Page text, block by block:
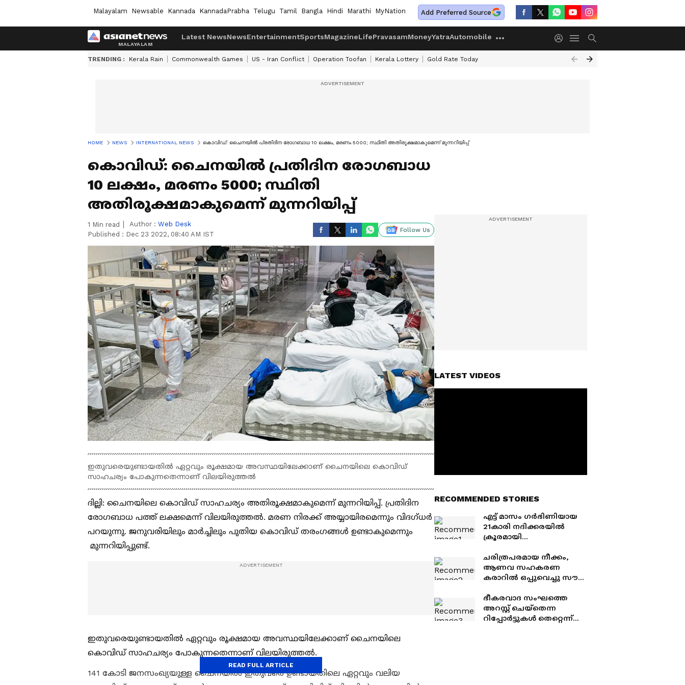
Malayalam Newsable Kannada KannadaPrabha Telugu Tamil Bangla Hindi Marathi MyNation Add Preferred Source
Latest NewsNewsEntertainmentSportsMagazineLifePravasamMoneyYatraAutomobile
TRENDING : Kerala Rain Commonwealth Games US - Iran Conflict Operation Toofan Kerala Lottery Gold Rate Today
HOME NEWS INTERNATIONAL NEWS കൊവിഡ്: ചൈനയിൽ പ്രതിദിന രോഗബാധ 10 ലക്ഷം, മരണം 5000; സ്ഥിതി അതിരൂക്ഷമാകുമെന്ന് മുന്നറിയിപ്പ്
കൊവിഡ്: ചൈനയിൽ പ്രതിദിന രോഗബാധ
10 ലക്ഷം, മരണം 5000; സ്ഥിതി
അതിരൂക്ഷമാകുമെന്ന് മുന്നറിയിപ്പ്
1 Min read Author : Web Desk
Published : Dec 23 2022, 08:40 AM IST
Follow Us
ഇതുവരെയുണ്ടായതിൽ ഏറ്റവും രൂക്ഷമായ അവസ്ഥയിലേക്കാണ് ചൈനയിലെ കൊവിഡ്
സാഹചര്യം പോകുന്നതെന്നാണ് വിലയിരുത്തൽ
ദില്ലി: ചൈനയിലെ കൊവിഡ് സാഹചര്യം അതിരൂക്ഷമാകുമെന്ന് മുന്നറിയിപ്പ്. പ്രതിദിന
രോഗബാധ പത്ത് ലക്ഷമെന്ന് വിലയിരുത്തൽ. മരണ നിരക്ക് അയ്യായിരമെന്നും വിദഗ്ധർ
പറയുന്നു. ജനുവരിയിലും മാർച്ചിലും പുതിയ കൊവിഡ് തരംഗങ്ങൾ ഉണ്ടാകുമെന്നും
മുന്നറിയിപ്പുണ്ട്.
ഇതുവരെയുണ്ടായതിൽ ഏറ്റവും രൂക്ഷമായ അവസ്ഥയിലേക്കാണ് ചൈനയിലെ
കൊവിഡ് സാഹചര്യം പോകുന്നതെന്നാണ് വിലയിരുത്തൽ.
141 കോടി ജനസംഖ്യയുള്ള ചൈനയിൽ ഇതുവരെ ഉണ്ടായതിലെ ഏറ്റവും വലിയ
READ FULL ARTICLE
LATEST VIDEOS
RECOMMENDED STORIES
എട്ട് മാസം ഗർഭിണിയായ
21കാരി നദിക്കരയിൽ
ക്രൂരമായി
കൊല്ലപ്പെട്ടു, ഗർഭപാത്രം
അറുത്ത നിലയിൽ,
കുട്ടിക്കായി തെരച്ചിൽ
ചരിത്രപരമായ നീക്കം,
ആണവ സഹകരണ
കരാറിൽ ഒപ്പുവെച്ചു സൗദി
അമേരിക്കയും,
പതിറ്റാണ്ടുകൾ
നീണ്ടുനിൽക്കുന്ന
ഭീകരവാദ സംഘത്തെ
അറസ്റ്റ് ചെയ്തെന്ന
റിപ്പോർട്ടുകൾ തെറ്റെന്ന്